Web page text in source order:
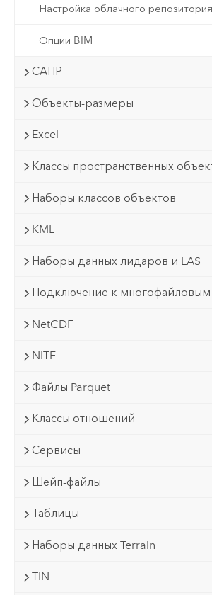
Настройка облачного
Опции BIM
САПР
Объекты-размеры
Excel
Классы пространственных
Наборы классов объектов
KML
Наборы данных лидаров и LAS
Подключение к
NetCDF
NITF
Файлы Parquet
Классы отношений
Сервисы
Шейп-файлы
Таблицы
Наборы данных Terrain
TIN